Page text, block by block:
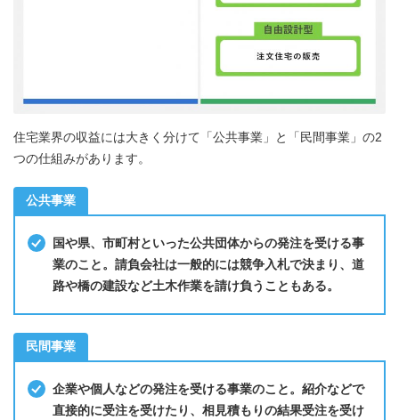
住宅業界の収益には大きく分けて「公共事業」と「民間事業」の2
つの仕組みがあります。
公共事業
国や県、市町村といった公共団体からの発注を受ける事
業のこと。請負会社は一般的には競争入札で決まり、道
路や橋の建設など土木作業を請け負うこともある。
民間事業
企業や個人などの発注を受ける事業のこと。紹介などで
直接的に受注を受けたり、相見積もりの結果受注を受け